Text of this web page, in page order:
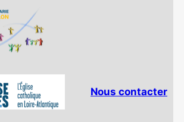
Nous contacter